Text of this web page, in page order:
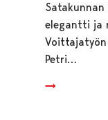
Satakunnan
elegantti ja
Petri…